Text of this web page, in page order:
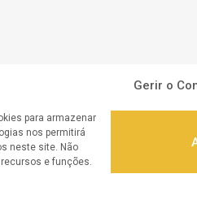
Gerir o
para armazenar
nos permitirá
neste site. Não
e funções.